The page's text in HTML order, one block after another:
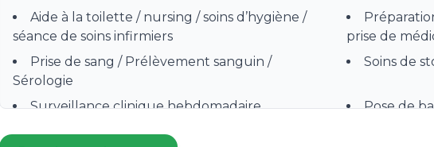
Aide à la toilette / nursing / soins d’hygiène /
séance de soins infirmiers
prise de
Prise de sang / Prélèvement sanguin /
Sérologie
Soins de
Surveillance clinique hebdomadaire
Pose de
Instillation de collyres, gouttes oculaires